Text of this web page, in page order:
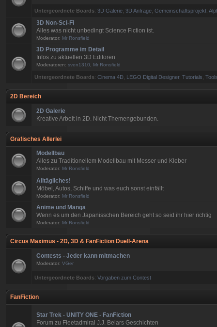
Untergeordnete Boards:3D Galerie ,3D Anfrage ,Gemeinschaftsprojekt:
3D Non-Sci-Fi
Alles was nicht unbedingt Science Fiction ist.
Moderator: Mr Ronsfield
3D Programme im Detail
Infos zu aktuellen 3D Editoren
Moderatoren: sven1310 Mr Ronsfield
Untergeordnete Boards:Cinema 4D LEGO Digital Designer,Tutorials ,
2D Bereich
2D Galerie
Kreative Arbeit in 2D. Nicht Themengebunden.
Grafisches Allerlei
Modellbau
Alles zu Traditionellem Modellbau mit Messer und Kleber
Moderator: Mr Ronsfield
Alltägliches!
Möbel, Autos, Schiffe und was euch sonst einfällt
Moderator: Mr Ronsfield
Anime und Manga
Wenn es um den Japanisschen Bereich geht so seid ihr hier richtig
Moderator: Mr Ronsfield
Circus Maximus - 2D, 3D & FanFiction Duell-Arena
Contests - Jeder kann mitmachen
Moderator: VGer
Untergeordnete Boards:Vorgaben zum Contest
FanFiction
Star Trek - UNITY ONE - FanFiction
Forum zu Fleetadmiral J.J. Belars Geschichten